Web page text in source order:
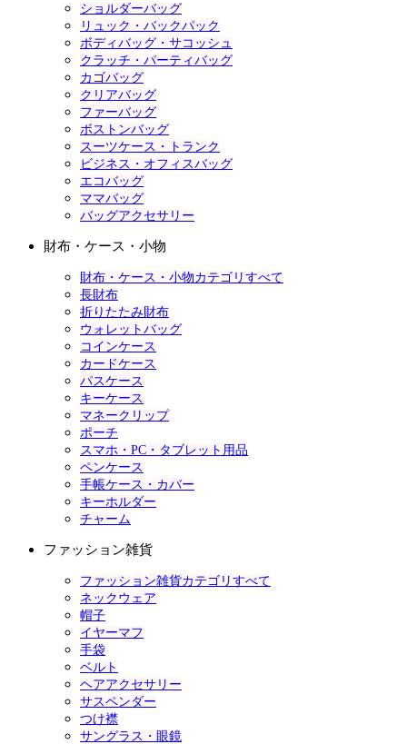
ショルダーバッグ
リュック・バックパック
ボディバッグ・サコッシュ
クラッチ・パーティバッグ
カゴバッグ
クリアバッグ
ファーバッグ
ボストンバッグ
スーツケース・トランク
ビジネス・オフィスバッグ
エコバッグ
ママバッグ
バッグアクセサリー
財布・ケース・小物
財布・ケース・小物カテゴリすべて
長財布
折りたたみ財布
ウォレットバッグ
コインケース
カードケース
パスケース
キーケース
マネークリップ
ポーチ
スマホ・PC・タブレット用品
ペンケース
手帳ケース・カバー
キーホルダー
チャーム
ファッション雑貨
ファッション雑貨カテゴリすべて
ネックウェア
帽子
イヤーマフ
手袋
ベルト
ヘアアクセサリー
サスペンダー
つけ襟
サングラス・眼鏡